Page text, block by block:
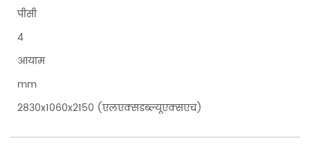
पीसी
4
आयाम
mm
2830x1060x2150 (एलएक्सडब्ल्यूएक्सएच)